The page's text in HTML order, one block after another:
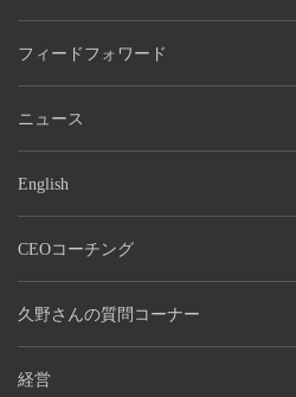
フィードフォワード
ニュース
English
CEOコーチング
久野さんの質問コーナー
経営